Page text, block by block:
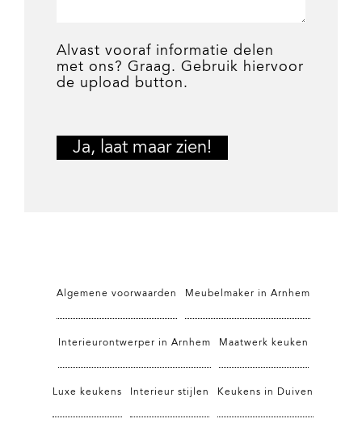
Alvast vooraf informatie delen
met ons? Graag. Gebruik hiervoor
de upload button.
Algemene voorwaarden Meubelmaker in Arnhem
Interieurontwerper in Arnhem Maatwerk keuken
Luxe keukens Interieur stijlen Keukens in Duiven